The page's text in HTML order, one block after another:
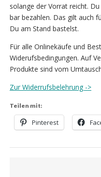
solange der Vorrat reicht.
bar bezahlen. Das gilt auch
Du am Stand bastelst.
Für alle Onlinekäufe und
Widerufsbedingungen. Auf
Produkte sind vom
Zur Widerrufsbelehrung ->
Teilen mit:
Pinterest